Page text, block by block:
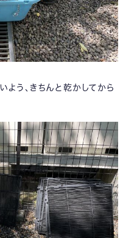
う、きちんと乾かしてから